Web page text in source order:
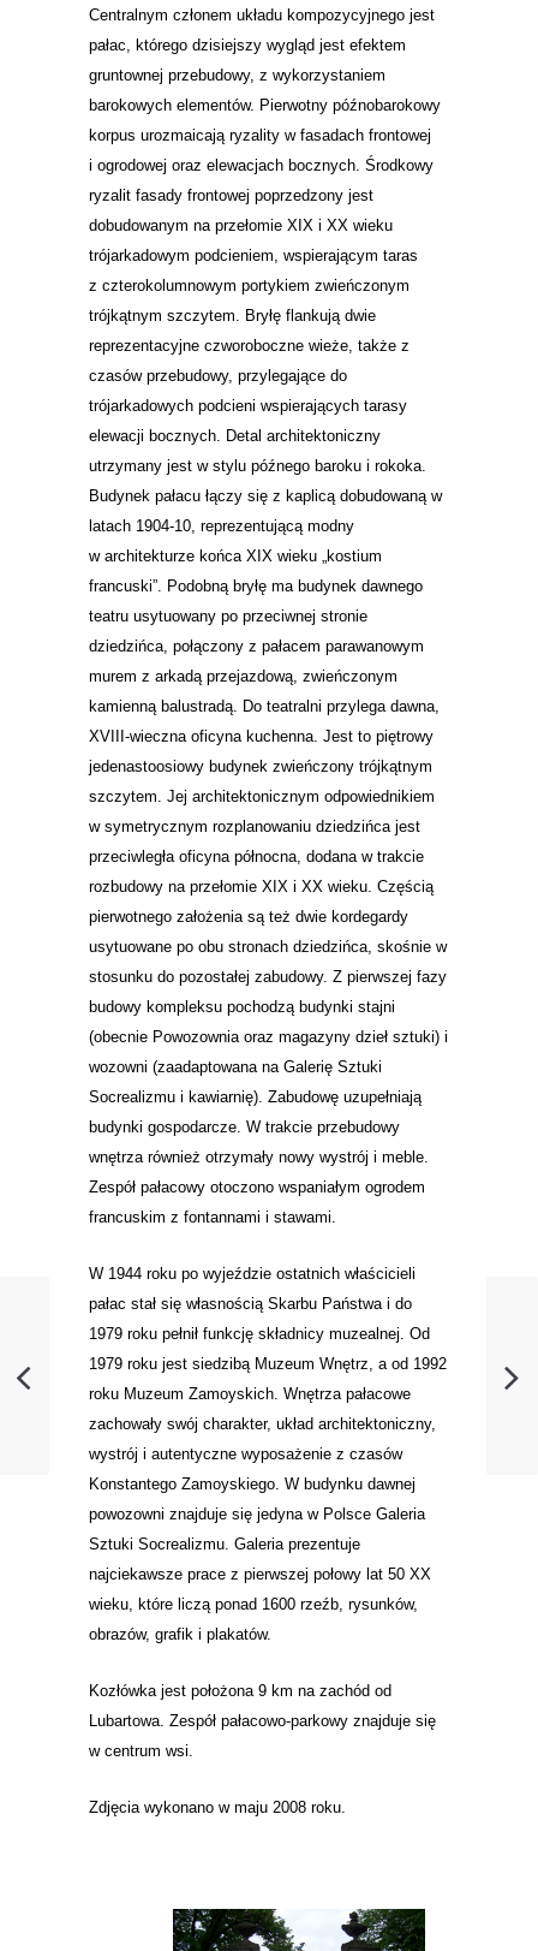
Centralnym członem układu kompozycyjnego jest
pałac, którego dzisiejszy wygląd jest efektem
gruntownej przebudowy, z wykorzystaniem
barokowych elementów. Pierwotny późnobarokowy
korpus urozmaicają ryzality w fasadach frontowej
i ogrodowej oraz elewacjach bocznych. Środkowy
ryzalit fasady frontowej poprzedzony jest
dobudowanym na przełomie XIX i XX wieku
trójarkadowym podcieniem, wspierającym taras
z czterokolumnowym portykiem zwieńczonym
trójkątnym szczytem. Bryłę flankują dwie
reprezentacyjne czworoboczne wieże, także z
czasów przebudowy, przylegające do
trójarkadowych podcieni wspierających tarasy
elewacji bocznych. Detal architektoniczny
utrzymany jest w stylu późnego baroku i rokoka.
Budynek pałacu łączy się z kaplicą dobudowaną w
latach 1904-10, reprezentującą modny
w architekturze końca XIX wieku „kostium
francuski”. Podobną bryłę ma budynek dawnego
teatru usytuowany po przeciwnej stronie
dziedzińca, połączony z pałacem parawanowym
murem z arkadą przejazdową, zwieńczonym
kamienną balustradą. Do teatralni przylega dawna,
XVIII-wieczna oficyna kuchenna. Jest to piętrowy
jedenastoosiowy budynek zwieńczony trójkątnym
szczytem. Jej architektonicznym odpowiednikiem
w symetrycznym rozplanowaniu dziedzińca jest
przeciwległa oficyna północna, dodana w trakcie
rozbudowy na przełomie XIX i XX wieku. Częścią
pierwotnego założenia są też dwie kordegardy
usytuowane po obu stronach dziedzińca, skośnie w
stosunku do pozostałej zabudowy. Z pierwszej fazy
budowy kompleksu pochodzą budynki stajni
(obecnie Powozownia oraz magazyny dzieł sztuki) i
wozowni (zaadaptowana na Galerię Sztuki
Socrealizmu i kawiarnię). Zabudowę uzupełniają
budynki gospodarcze. W trakcie przebudowy
wnętrza również otrzymały nowy wystrój i meble.
Zespół pałacowy otoczono wspaniałym ogrodem
francuskim z fontannami i stawami.
W 1944 roku po wyjeździe ostatnich właścicieli
pałac stał się własnością Skarbu Państwa i do
1979 roku pełnił funkcję składnicy muzealnej. Od
1979 roku jest siedzibą Muzeum Wnętrz, a od 1992
roku Muzeum Zamoyskich. Wnętrza pałacowe
zachowały swój charakter, układ architektoniczny,
wystrój i autentyczne wyposażenie z czasów
Konstantego Zamoyskiego. W budynku dawnej
powozowni znajduje się jedyna w Polsce Galeria
Sztuki Socrealizmu. Galeria prezentuje
najciekawsze prace z pierwszej połowy lat 50 XX
wieku, które liczą ponad 1600 rzeźb, rysunków,
obrazów, grafik i plakatów.
Kozłówka jest położona 9 km na zachód od
Lubartowa. Zespół pałacowo-parkowy znajduje się
w centrum wsi.
Zdjęcia wykonano w maju 2008 roku.